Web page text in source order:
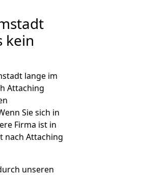
kein
lange im
Attaching
Sie sich in
Firma ist in
nach Attaching
unseren